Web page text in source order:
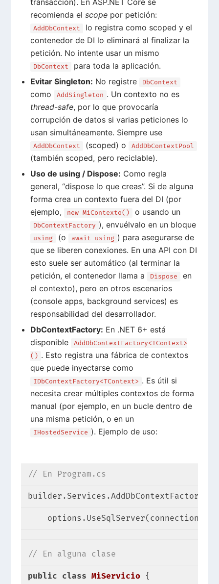
transacción). En ASP.NET Core se
recomienda el scopepor petición:
AddDbContext
lo registra como scoped y el
contenedor de DI lo eliminará al finalizar la
petición. No intente usar un mismo
DbContext
para toda la aplicación.
Evitar Singleton: No registre DbContext
como AddSingleton . Un contexto no es
thread-safe, por lo que provocaría
corrupción de datos si varias peticiones lo
usan simultáneamente. Siempre use
AddDbContext (scoped) o AddDbContextPool
(también scoped, pero reciclable).
Uso de using / Dispose: Como regla
general, “dispose lo que creas”. Si de alguna
forma crea un contexto fuera del DI (por
ejemplo,
new MiContexto() o usando un
DbContextFactory ), envuélvalo en un bloque
using (o await using ) para asegurarse de
que se liberen conexiones. En una API con DI
esto suele ser automático (al terminar la
petición, el contenedor llama a
Dispose
en
el contexto), pero en otros escenarios
(console apps, background services) es
responsabilidad del desarrollador.
DbContextFactory: En .NET 6+ está
disponible
AddDbContextFactory<TContext>
() . Esto registra una fábrica de contextos
que puede inyectarse como
IDbContextFactory<TContext> . Es útil si
necesita crear múltiples contextos de forma
manual (por ejemplo, en un bucle dentro de
una misma petición, o en un
IHostedService ). Ejemplo de uso:
// En Program.cs
// En alguna clase
public class MiServicio {